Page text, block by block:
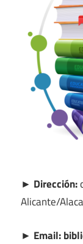
► Dirección:
Alicante/
► Email: